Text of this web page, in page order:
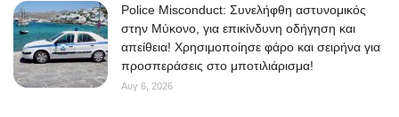
Police Misconduct: Συνελήφθη αστυνομικός
στην Μύκονο, για επικίνδυνη οδήγηση και
απείθεια! Χρησιμοποίησε φάρο και σειρήνα για
προσπεράσεις στο μποτιλιάρισμα!
Αυγ 6, 2026